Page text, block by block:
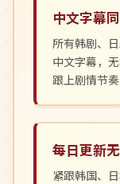
中文字幕
所有韩剧、
中文字幕，
跟上剧情节
每日更新
紧跟韩国、